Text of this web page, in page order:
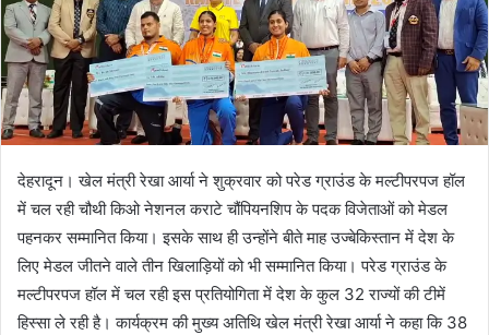
m
a
i
l
देहरादून। खेल मंत्री रेखा आर्या ने शुक्रवार को परेड ग्राउंड के मल्टीपरपज हॉल
में चल रही चौथी किओ नेशनल कराटे चौंपियनशिप के पदक विजेताओं को मेडल
पहनकर सम्मानित किया। इसके साथ ही उन्होंने बीते माह उज्बेकिस्तान में देश के
लिए मेडल जीतने वाले तीन खिलाड़ियों को भी सम्मानित किया। परेड ग्राउंड के
मल्टीपरपज हॉल में चल रही इस प्रतियोगिता में देश के कुल 32 राज्यों की टीमें
हिस्सा ले रही है। कार्यक्रम की मुख्य अतिथि खेल मंत्री रेखा आर्या ने कहा कि 38